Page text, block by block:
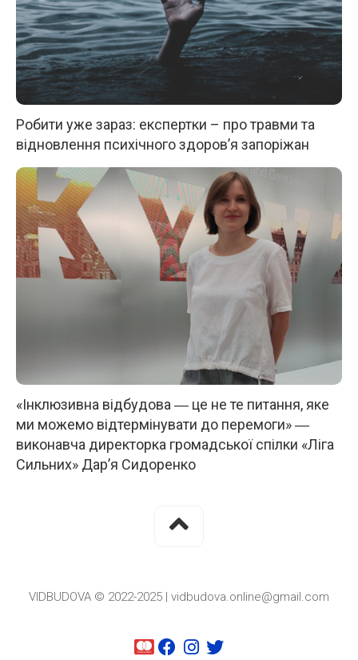
Робити уже зараз: експертки – про травми та
відновлення психічного здоров’я запоріжан
«Інклюзивна відбудова ― це не те питання, яке
ми можемо відтермінувати до перемоги» ―
виконавча директорка громадської спілки «Ліга
Сильних» Дар’я Сидоренко
VIDBUDOVA © 2022-2025 | vidbudova.online@gmail.com